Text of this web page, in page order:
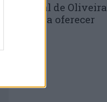
Municipal de Oliveira
volta a oferecer